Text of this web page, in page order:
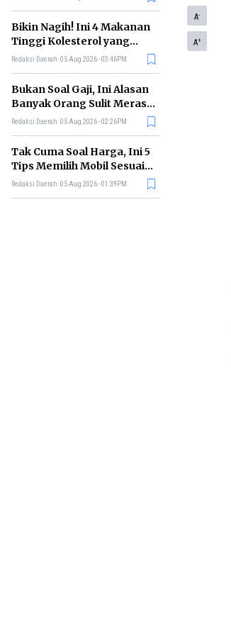
Bikin Nagih! Ini 4 Makanan
Tinggi Kolesterol yang
Sebaiknya Dikurangi
Redaksi Daerah 05 Aug 2026 - 03:46PM
Bukan Soal Gaji, Ini Alasan
Banyak Orang Sulit Merasa
Cukup
Redaksi Daerah 05 Aug 2026 - 02:26PM
Tak Cuma Soal Harga, Ini 5
Tips Memilih Mobil Sesuai
Kebutuhan
Redaksi Daerah 05 Aug 2026 - 01:39PM
A-
A+